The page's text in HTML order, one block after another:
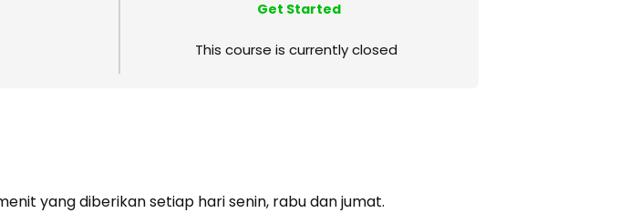
Get Started
This course is currently closed
yang diberikan setiap hari senin, rabu dan jumat.